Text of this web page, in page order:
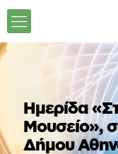
Ημερίδα
Μουσείο»,
Δήμου